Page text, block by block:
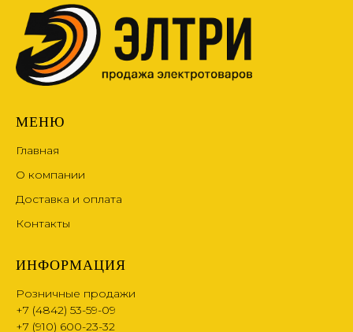
МЕНЮ
Главная
О компании
Доставка и оплата
Контакты
ИНФОРМАЦИЯ
Розничные продажи
+7 (4842) 53-59-09
+7 (910) 600-23-32